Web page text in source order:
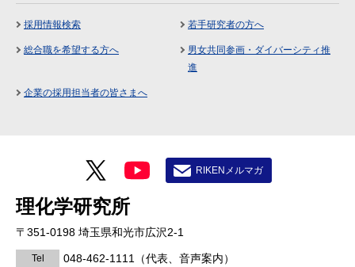
採用情報検索 若手研究者の方へ
総合職を希望する方へ
男女共同参画・ダイバーシティ推
進
企業の採用担当者の皆さまへ
理化学研究所
〒351-0198 埼玉県和光市広沢2-1
Tel 048-462-1111 （代表、音声案内）
RIKENメルマガ